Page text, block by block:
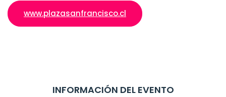
www.plazasanfrancisco.cl
INFORMACIÓN DEL EVENTO